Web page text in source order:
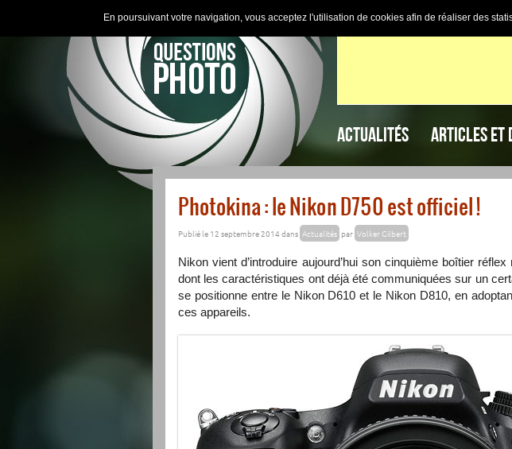
ACTUALITÉS ARTICLES ET
Photokina : le Nikon D750 est officiel !
Publié le 12 septembre 2014 dans Actualités par Volker Gilbert
Nikon vient d’introduire aujourd’hui son cinquième boîtier
dont les caractéristiques ont déjà été communiquées sur un
se positionne entre le Nikon D610 et le Nikon D810, en
ces appareils.
En poursuivant votre navigation, vous acceptez l'utilisation de cookies afin de réaliser des